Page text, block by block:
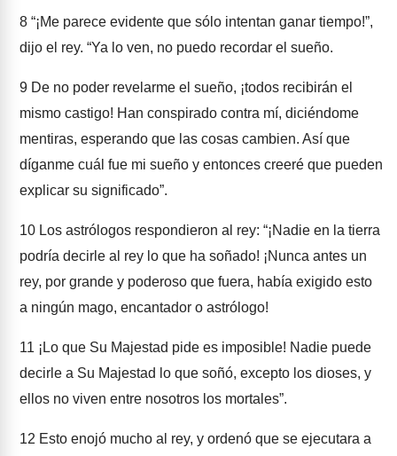
8 “¡Me parece evidente que sólo intentan ganar tiempo!”,
dijo el rey. “Ya lo ven, no puedo recordar el sueño.
9 De no poder revelarme el sueño, ¡todos recibirán el
mismo castigo! Han conspirado contra mí, diciéndome
mentiras, esperando que las cosas cambien. Así que
díganme cuál fue mi sueño y entonces creeré que pueden
explicar su significado”.
10 Los astrólogos respondieron al rey: “¡Nadie en la tierra
podría decirle al rey lo que ha soñado! ¡Nunca antes un
rey, por grande y poderoso que fuera, había exigido esto
a ningún mago, encantador o astrólogo!
11 ¡Lo que Su Majestad pide es imposible! Nadie puede
decirle a Su Majestad lo que soñó, excepto los dioses, y
ellos no viven entre nosotros los mortales”.
12 Esto enojó mucho al rey, y ordenó que se ejecutara a